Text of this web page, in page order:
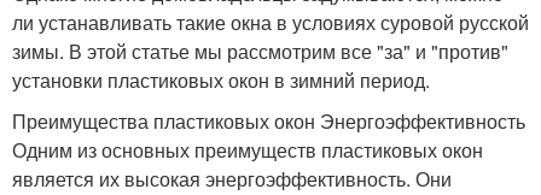
ли устанавливать такие окна в условиях суровой русской
зимы. В этой статье мы рассмотрим все "за" и "против"
установки пластиковых окон в зимний период.
Преимущества пластиковых окон Энергоэффективность
Одним из основных преимуществ пластиковых окон
является их высокая энергоэффективность. Они